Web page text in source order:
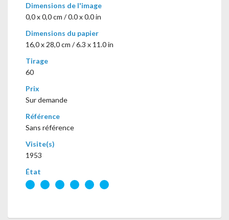
Dimensions de l'image
0,0 x 0,0 cm / 0.0 x 0.0 in
Dimensions du papier
16,0 x 28,0 cm / 6.3 x 11.0 in
Tirage
60
Prix
Sur demande
Référence
Sans référence
Visite(s)
1953
État